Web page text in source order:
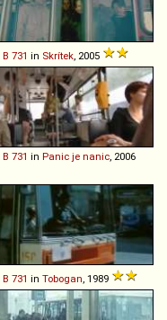
B 731 in Skrítek , 2005
B 731 in Panic je nanic , 2006
B 731 in Tobogan , 1989